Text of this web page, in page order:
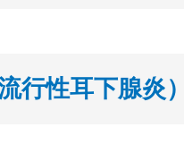
行性耳下腺炎